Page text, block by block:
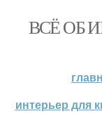
ВСЁ ОБ
интерьер для